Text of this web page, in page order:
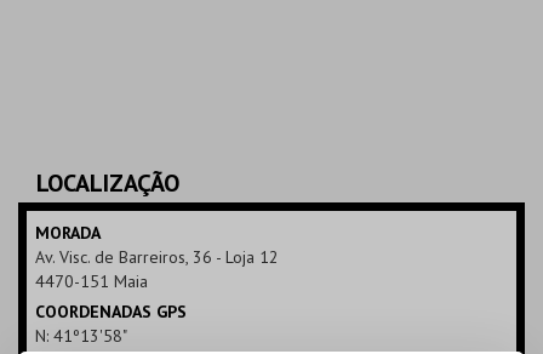
LOCALIZAÇÃO
MORADA
Av. Visc. de Barreiros, 36 - Loja 12
4470-151 Maia
COORDENADAS GPS
N: 41º13'58"